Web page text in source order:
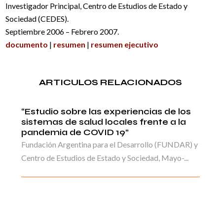
Investigador Principal, Centro de Estudios de Estado y
Sociedad (CEDES).
Septiembre 2006 – Febrero 2007.
documento | resumen | resumen ejecutivo
ARTICULOS RELACIONADOS
“Estudio sobre las experiencias de los
sistemas de salud locales frente a la
pandemia de COVID 19”
Fundación Argentina para el Desarrollo (FUNDAR) y
Centro de Estudios de Estado y Sociedad, Mayo-...